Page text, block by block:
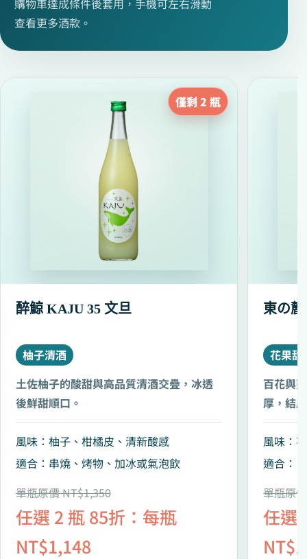
查看更多酒款。
僅剩 2 瓶
醉鯨 KAJU 35 文旦
柚子清酒
土佐柚子的酸甜與高品質清酒交疊，冰透
後鮮甜順口。
風味：柚子、柑橘皮、清新酸感
適合：串燒、烤物、加冰或氣泡飲
單瓶原價 NT$1,350
任選 2 瓶 85折：每瓶
NT$1,148
東の
花果甜
百花與
厚，結
風味：
適合：
單瓶原
任選